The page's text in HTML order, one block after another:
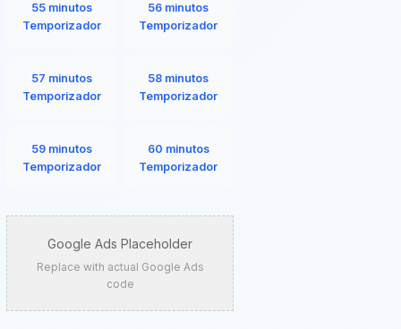
55 minutos
Temporizador
56 minutos
Temporizador
57 minutos
Temporizador
58 minutos
Temporizador
59 minutos
Temporizador
60 minutos
Temporizador
Google Ads Placeholder
Replace with actual Google Ads
code